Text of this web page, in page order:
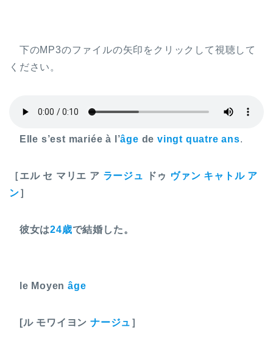
下のMP3のファイルの矢印をクリックして視聴して
ください。
Elle s’est mariée à l’âge de vingt quatre ans.
［エル セ マリエ ア ラージュ ドゥ ヴァン キャトル ア
ン］
彼女は24歳で結婚した。
le Moyen âge
[ル モワイヨン ナージュ ］